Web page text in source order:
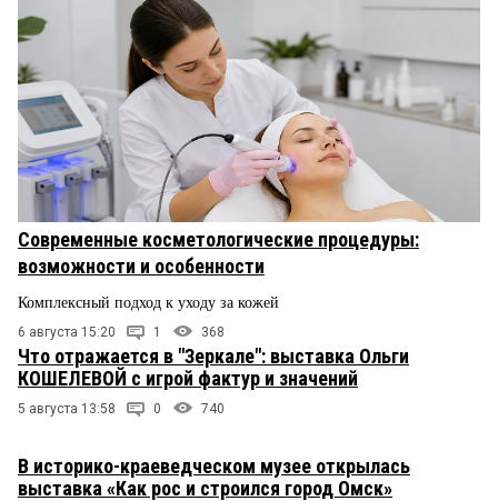
Современные косметологические процедуры:
возможности и особенности
Комплексный подход к уходу за кожей
6 августа 15:20 1 368
Что отражается в "Зеркале": выставка Ольги
КОШЕЛЕВОЙ с игрой фактур и значений
5 августа 13:58 0 740
В историко-краеведческом музее открылась
выставка «Как рос и строился город Омск»